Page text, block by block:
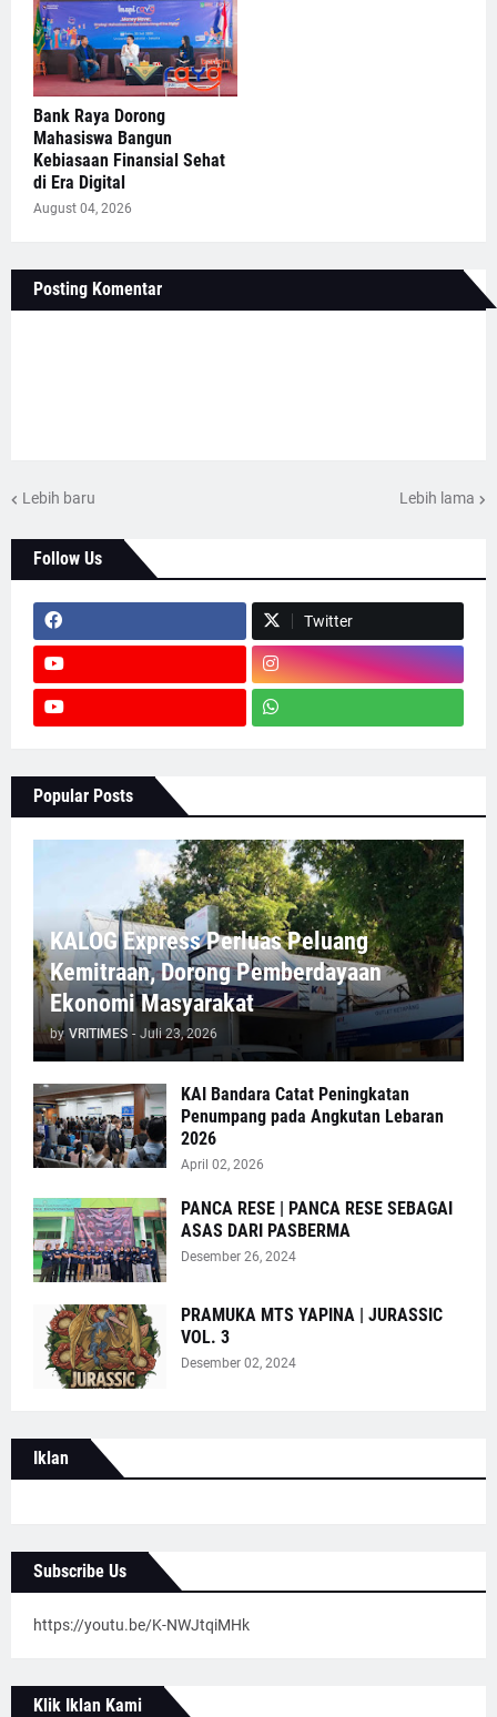
Bank Raya Dorong
Mahasiswa Bangun
Kebiasaan Finansial Sehat
di Era Digital
August 04, 2026
Posting Komentar
Lebih baru Lebih lama
Follow Us
Twitter
Popular Posts
KALOG Express Perluas Peluang
Kemitraan, Dorong Pemberdayaan
Ekonomi Masyarakat
by VRITIMES - Juli 23, 2026
KAI Bandara Catat Peningkatan
Penumpang pada Angkutan Lebaran
2026
April 02, 2026
PANCA RESE | PANCA RESE SEBAGAI
ASAS DARI PASBERMA
Desember 26, 2024
PRAMUKA MTS YAPINA | JURASSIC
VOL. 3
Desember 02, 2024
Iklan
Subscribe Us
https://youtu.be/K-NWJtqiMHk
Klik Iklan Kami